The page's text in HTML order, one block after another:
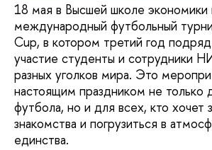
18 мая в Высшей школе
международный футбольный
Cup, в котором третий год
участие студенты и сотрудники
разных уголков мира. Это
настоящим праздником не только
футбола, но и для всех, кто хочет
знакомства и погрузиться в
единства.